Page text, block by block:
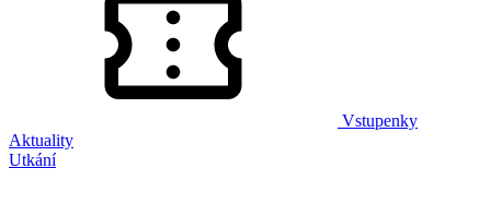
Vstupenky
Aktuality
Utkání